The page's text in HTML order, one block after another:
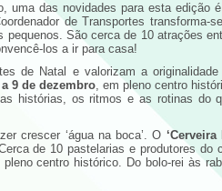
uma das novidades para esta edição
de Transportes transforma-
São cerca de 10 atrações
los a ir para casa!
de Natal e valorizam a
a 9 de dezembro, em pleno centro
histórias, os ritmos e as rotinas do
crescer ‘água na boca’. O ‘Cerveira
de 10 pastelarias e produtores do
centro histórico. Do bolo-rei às